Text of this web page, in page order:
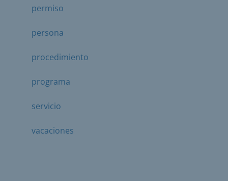
permiso
persona
procedimiento
programa
servicio
vacaciones